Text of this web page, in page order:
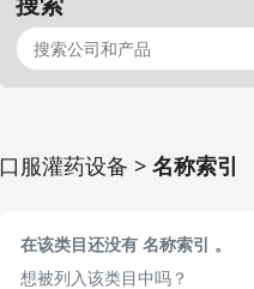
口服灌药设备 > 名称索引
在该类目还没有 名称索引 。
想被列入该类目中吗？